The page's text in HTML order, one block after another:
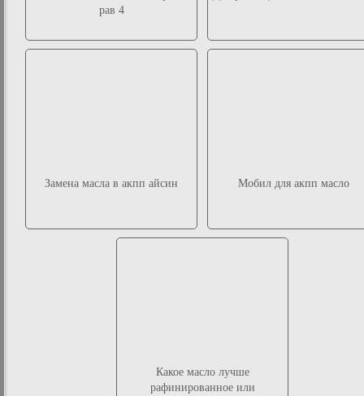
рав 4
Замена масла в акпп айсин Мобил для акпп масло
Какое масло лучше
рафинированное или